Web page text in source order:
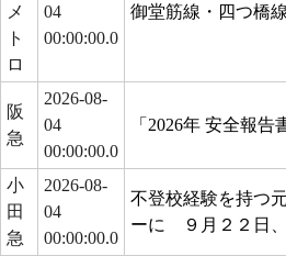
メ
ト
ロ
04
00:00:00.0
御堂筋線・四つ橋
阪
急
2026-08-
04
00:00:00.0
「2026年 安全報告
小
田
急
2026-08-
04
00:00:00.0
不登校経験を持つ
ーに ９月２２日